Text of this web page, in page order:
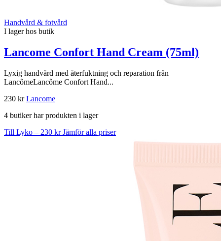
Handvård & fotvård
I lager hos butik
Lancome Confort Hand Cream (75ml)
Lyxig handvård med återfuktning och reparation från
LancômeLancôme Confort Hand...
230 krLancome
4 butiker har produkten i lager
Till Lyko – 230 krJämför alla priser